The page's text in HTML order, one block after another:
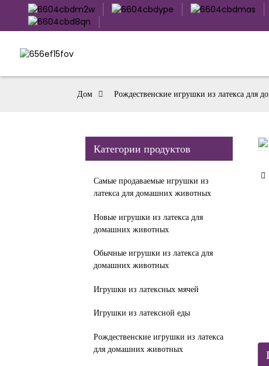
Дом Рождественские игрушки из латекса для
Категории продуктов
Самые продаваемые игрушки из
латекса для домашних животных
Новые игрушки из латекса для
домашних животных
Обычные игрушки из латекса для
домашних животных
Игрушки из латексных мячей
Игрушки из латексной еды
Рождественские игрушки из латекса
для домашних животных
Loading...
Loading...